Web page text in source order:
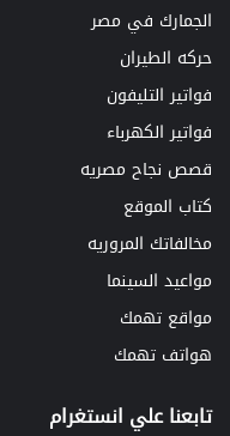
الجمارك في مصر
حركه الطيران
فواتير التليفون
فواتير الكهرباء
قصص نجاح مصريه
كتاب الموقع
مخالفاتك المروريه
مواعيد السينما
مواقع تهمك
هواتف تهمك
تابعنا علي انستغرام